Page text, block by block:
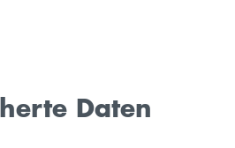
Daten